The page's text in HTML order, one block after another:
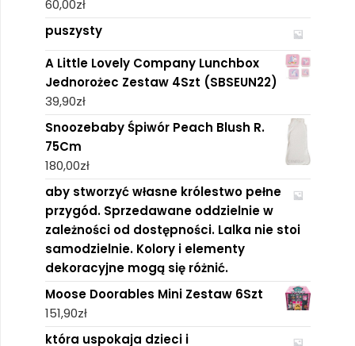
60,00zł
puszysty
A Little Lovely Company Lunchbox
Jednorożec Zestaw 4Szt (SBSEUN22)
39,90zł
Snoozebaby Śpiwór Peach Blush R.
75Cm
180,00zł
aby stworzyć własne królestwo pełne
przygód. Sprzedawane oddzielnie w
zależności od dostępności. Lalka nie stoi
samodzielnie. Kolory i elementy
dekoracyjne mogą się różnić. ​
Moose Doorables Mini Zestaw 6Szt
151,90zł
która uspokaja dzieci i